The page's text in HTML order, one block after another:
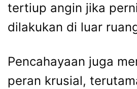
tertiup angin jika
dilakukan di luar
Pencahayaan juga
peran krusial,